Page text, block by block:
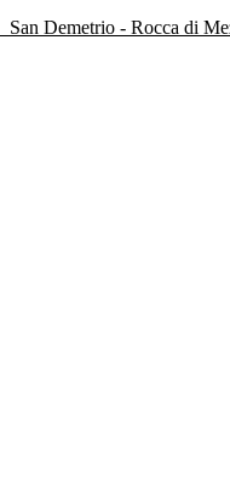
San Demetrio - Rocca di